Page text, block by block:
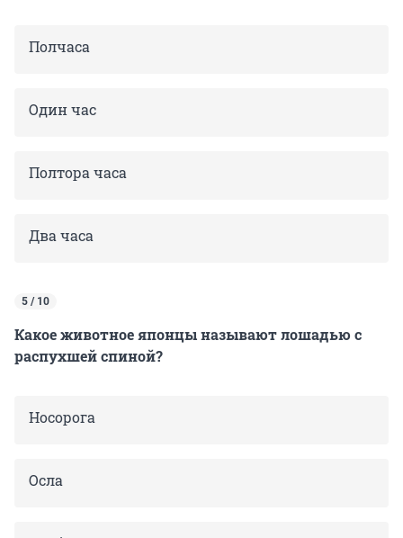
Полчаса
Один час
Полтора часа
Два часа
5 / 10
Какое животное японцы называют лошадью с
распухшей спиной?
Носорога
Осла